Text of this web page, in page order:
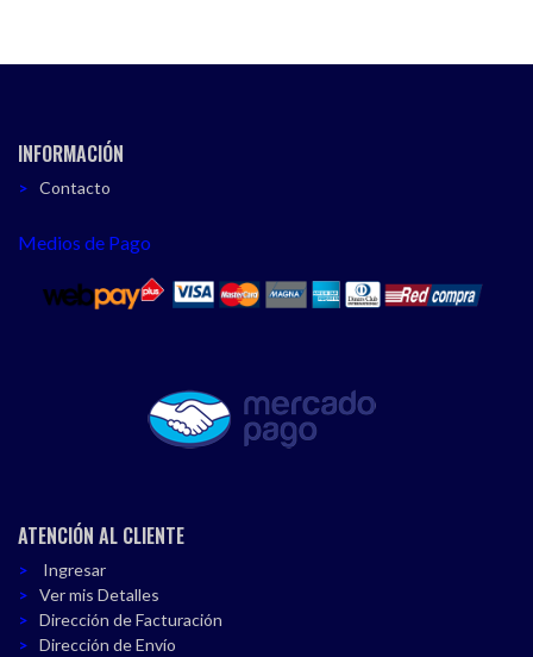
INFORMACIÓN
Contacto
Medios de Pago
ATENCIÓN AL CLIENTE
Ingresar
Ver mis Detalles
Dirección de Facturación
Dirección de Envío